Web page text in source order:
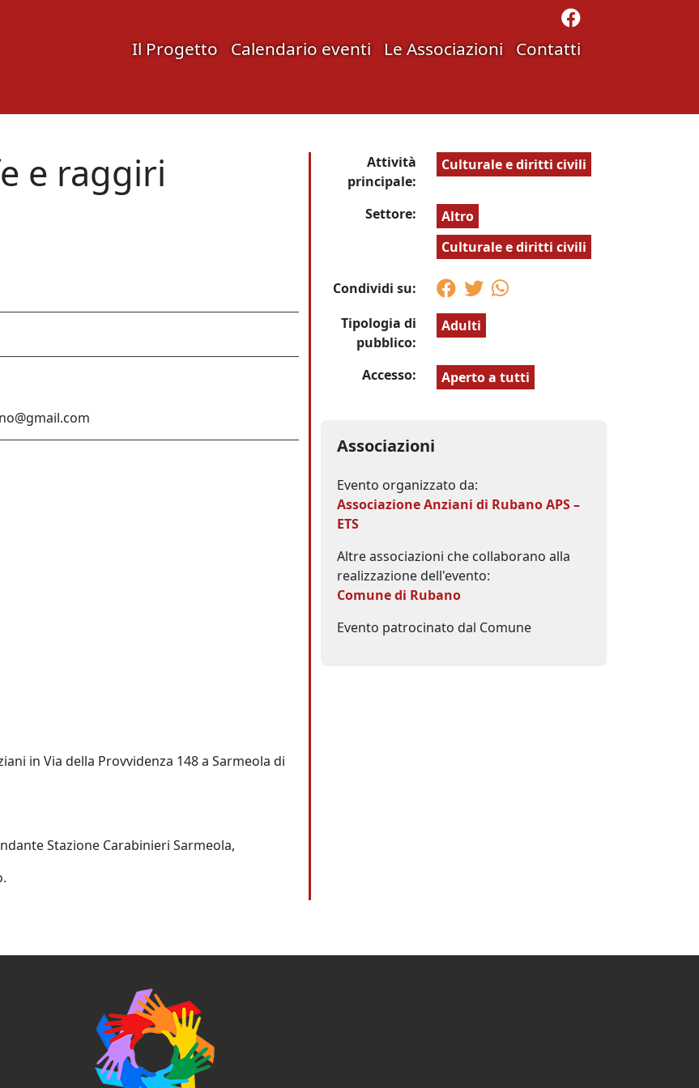
Il Progetto Calendario eventi Le Associazioni Contatti
e raggiri
in Via della Provvidenza 148 a Sarmeola di
Stazione Carabinieri Sarmeola,
Attività
principale:
Culturale e diritti civili
Settore:
Altro
Culturale e diritti civili
Condividi su:
Tipologia di
pubblico:
Adulti
Accesso: Aperto a tutti
Associazioni
Evento organizzato da:
Associazione Anziani di Rubano APS –
ETS
Altre associazioni che collaborano alla
realizzazione dell'evento:
Comune di Rubano
Evento patrocinato dal Comune